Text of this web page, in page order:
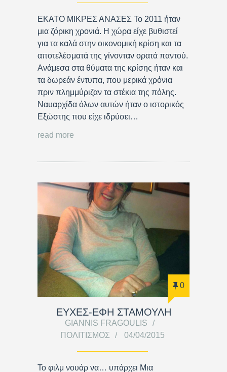
ΕΚΑΤΟ ΜΙΚΡΕΣ ΑΝΑΣΕΣ Το 2011 ήταν
μια ζόρικη χρονιά. Η χώρα είχε βυθιστεί
για τα καλά στην οικονομική κρίση και τα
αποτελέσματά της γίνονταν ορατά παντού.
Ανάμεσα στα θύματα της κρίσης ήταν και
τα δωρεάν έντυπα, που μερικά χρόνια
πριν πλημμύριζαν τα στέκια της πόλης.
Ναυαρχίδα όλων αυτών ήταν ο ιστορικός
Εξώστης που είχε ιδρύσει…
read more
0
ΕΥΧΕΣ-ΕΦΗ ΣΤΑΜΟΥΛΗ
GIANNIS FRAGOULIS
ΠΟΛΙΤΙΣΜΌΣ
04/04/2015
Το φιλμ νουάρ να… υπάρχει Μια